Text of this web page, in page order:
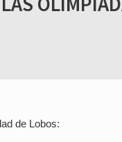
de Lobos: